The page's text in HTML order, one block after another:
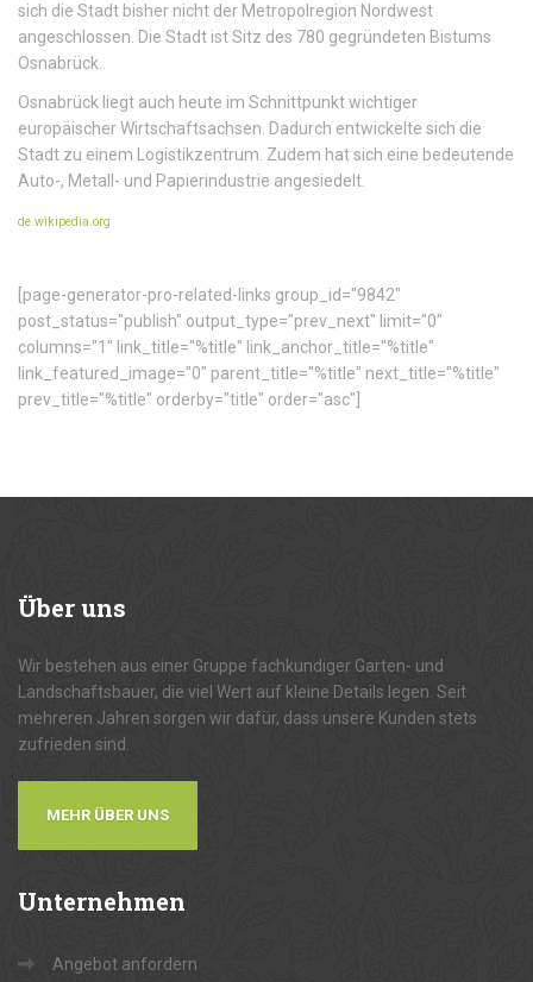
sich die Stadt bisher nicht der Metropolregion Nordwest
angeschlossen. Die Stadt ist Sitz des 780 gegründeten Bistums
Osnabrück.
Osnabrück liegt auch heute im Schnittpunkt wichtiger
europäischer Wirtschaftsachsen. Dadurch entwickelte sich die
Stadt zu einem Logistikzentrum. Zudem hat sich eine bedeutende
Auto-, Metall- und Papierindustrie angesiedelt.
de.wikipedia.org
[page-generator-pro-related-links group_id="9842"
post_status="publish" output_type="prev_next" limit="0"
columns="1" link_title="%title" link_anchor_title="%title"
link_featured_image="0" parent_title="%title" next_title="%title"
prev_title="%title" orderby="title" order="asc"]
Überuns
Wir bestehen aus einer Gruppe fachkundiger Garten- und
Landschaftsbauer, die viel Wert auf kleine Details legen. Seit
mehreren Jahren sorgen wir dafür, dass unsere Kunden stets
zufrieden sind.
MEHR ÜBER UNS
Unternehmen
Angebot anfordern